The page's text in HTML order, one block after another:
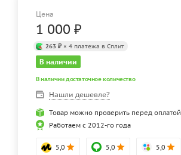
Цена
1 000 ₽
263 ₽ × 4 платежа в Сплит
В наличии
В наличии достаточное количество
Нашли дешевле?
Товар можно проверить перед оплатой
Работаем с 2012-го года
5,0 5,0 5,0